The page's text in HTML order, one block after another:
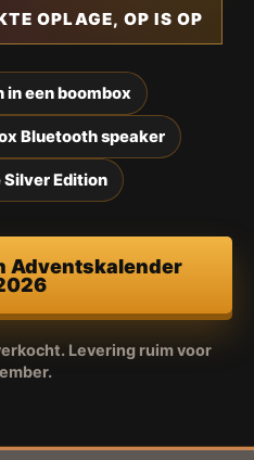
OPLAGE, OP IS OP
een boombox
Bluetooth speaker
Edition
Adventskalender
Levering ruim voor